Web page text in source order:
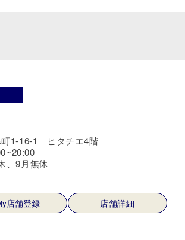
町1-16-1 ヒタチエ4階
、9月無休
店舗登録 店舗詳細